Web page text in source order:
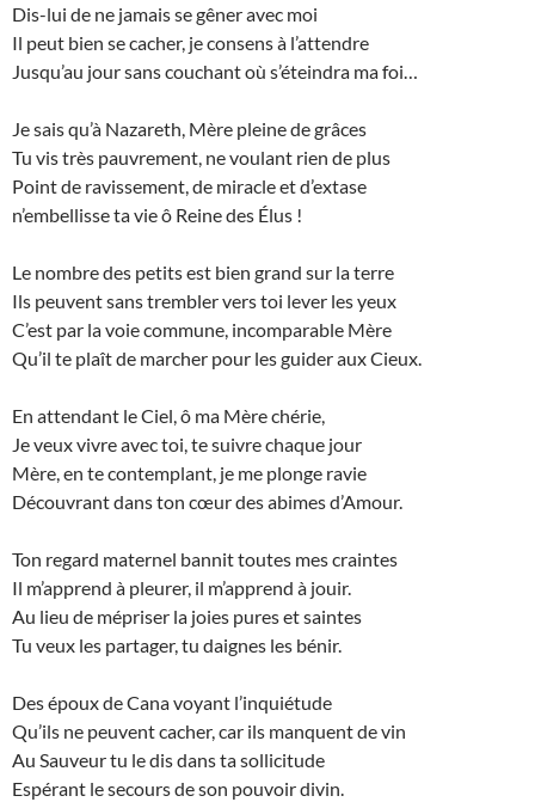
Dis-lui de ne jamais se gêner avec moi
Il peut bien se cacher, je consens à l’attendre
Jusqu’au jour sans couchant où s’éteindra ma foi…
Je sais qu’à Nazareth, Mère pleine de grâces
Tu vis très pauvrement, ne voulant rien de plus
Point de ravissement, de miracle et d’extase
n’embellisse ta vie ô Reine des Élus !
Le nombre des petits est bien grand sur la terre
Ils peuvent sans trembler vers toi lever les yeux
C’est par la voie commune, incomparable Mère
Qu’il te plaît de marcher pour les guider aux Cieux.
En attendant le Ciel, ô ma Mère chérie,
Je veux vivre avec toi, te suivre chaque jour
Mère, en te contemplant, je me plonge ravie
Découvrant dans ton cœur des abimes d’Amour.
Ton regard maternel bannit toutes mes craintes
Il m’apprend à pleurer, il m’apprend à jouir.
Au lieu de mépriser la joies pures et saintes
Tu veux les partager, tu daignes les bénir.
Des époux de Cana voyant l’inquiétude
Qu’ils ne peuvent cacher, car ils manquent de vin
Au Sauveur tu le dis dans ta sollicitude
Espérant le secours de son pouvoir divin.